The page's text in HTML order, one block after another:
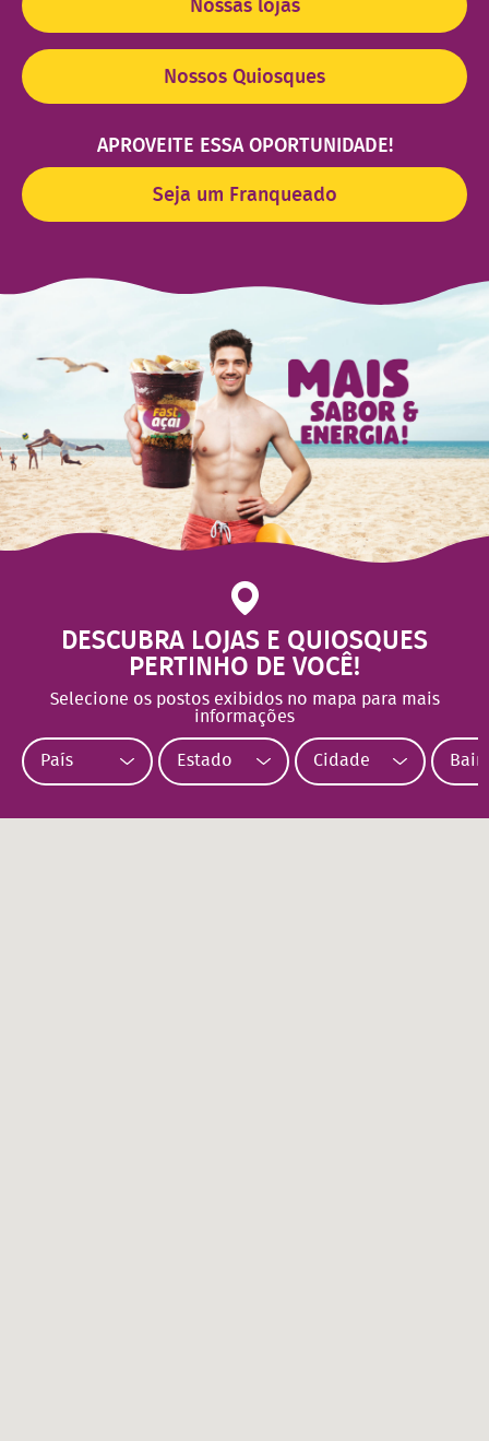
Nossas lojas
Nossos Quiosques
APROVEITE ESSA OPORTUNIDADE!
Seja um Franqueado
DESCUBRA LOJAS E QUIOSQUES
PERTINHO DE VOCÊ!
Selecione os postos exibidos no mapa para mais
informações